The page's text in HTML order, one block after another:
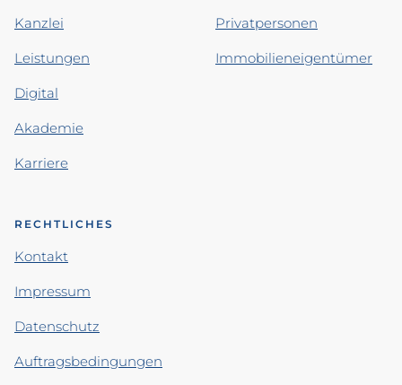
Kanzlei
Leistungen
Digital
Akademie
Karriere
Privatpersonen
Immobilieneigentümer
RECHTLICHES
Kontakt
Impressum
Datenschutz
Auftragsbedingungen